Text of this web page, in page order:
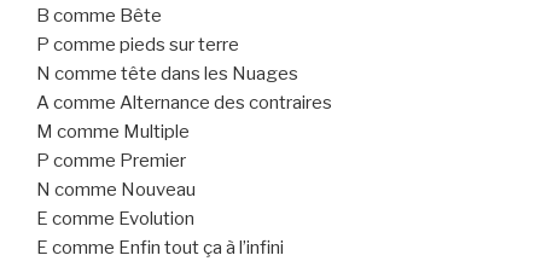
B comme Bête
P comme pieds sur terre
N comme tête dans les Nuages
A comme Alternance des contraires
M comme Multiple
P comme Premier
N comme Nouveau
E comme Evolution
E comme Enfin tout ça à l’infini